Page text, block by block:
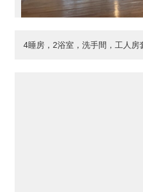
4睡房，2浴室，洗手間，工人房